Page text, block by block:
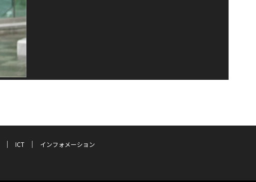
ICT
インフォメーション